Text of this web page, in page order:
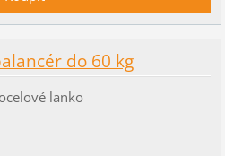
do 60 kg
lanko